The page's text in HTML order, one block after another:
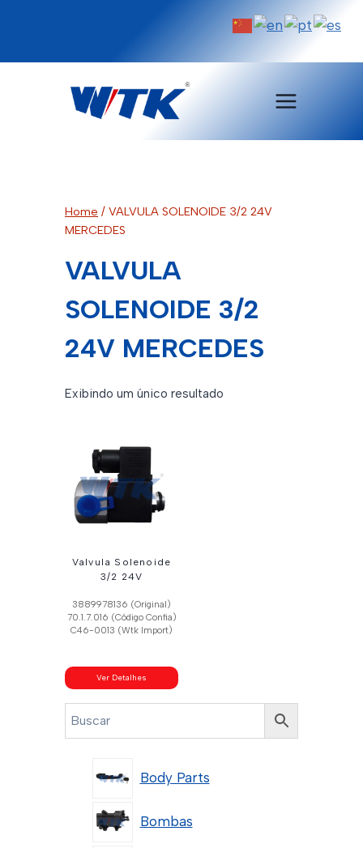
Home / VALVULA SOLENOIDE 3/2 24V
MERCEDES
VALVULA
SOLENOIDE 3/2
24V MERCEDES
Exibindo um único resultado
Valvula Solenoide
3/2 24V
3889978136 (Original)
70.1.7.016 (Código Confia)
C46-0013 (Wtk Import)
Ver Detalhes
Body Parts
Bombas